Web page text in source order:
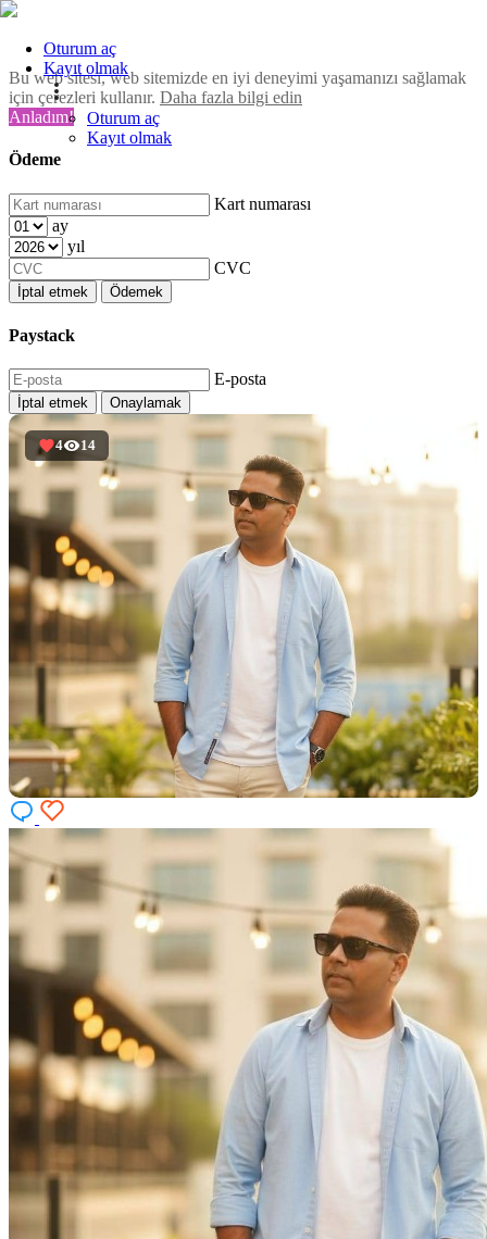
Bu web sitesi, web sitemizde en iyi deneyimi yaşamanızı sağlamak
için çerezleri kullanır. Daha fazla bilgi edin
Anladım!
Ödeme
Kart numarası
ay
yıl
CVC
İptal etmek Ödemek
Paystack
E-posta
İptal etmek Onaylamak
Oturum aç
Kayıt olmak
Oturum aç
Kayıt olmak
4 14